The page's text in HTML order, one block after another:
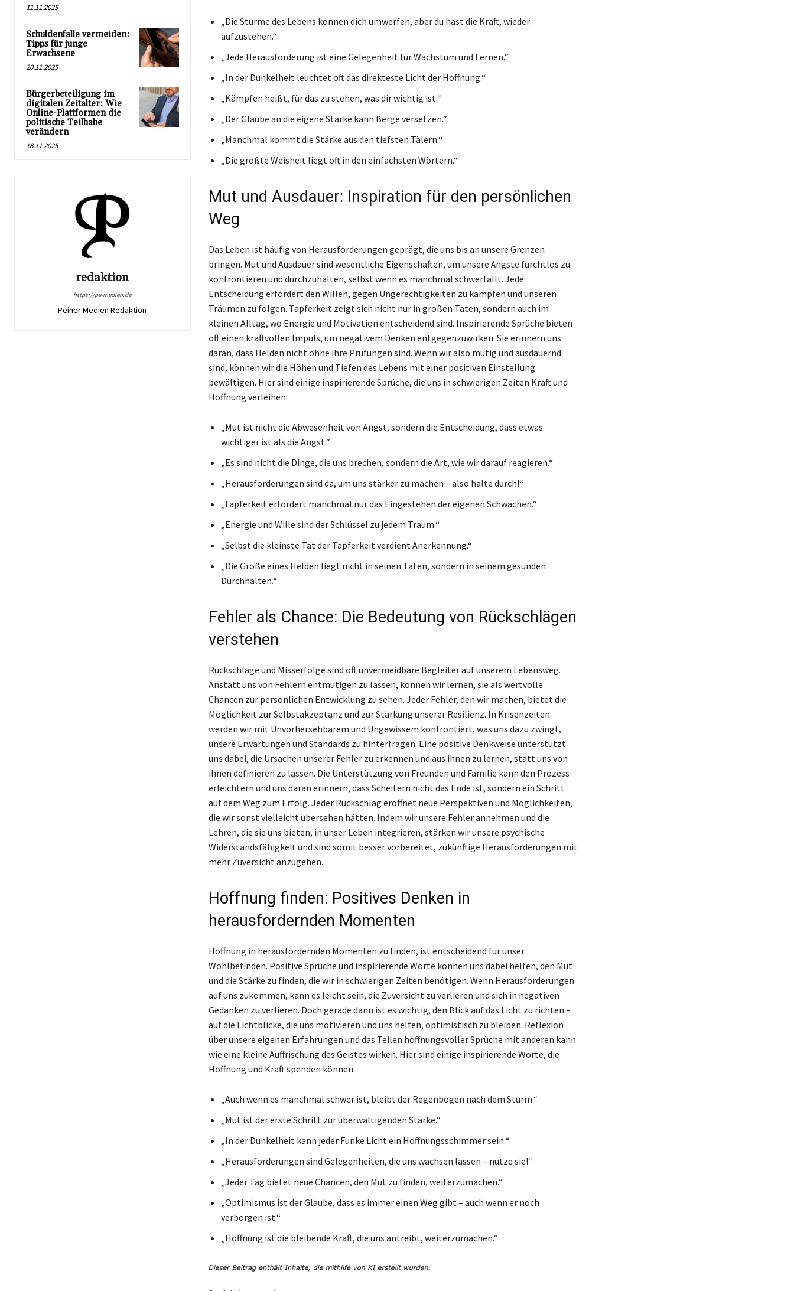
11.11.2025
Schuldenfalle vermeiden:
Tipps für junge
Erwachsene
20.11.2025
Bürgerbeteiligung im
digitalen Zeitalter: Wie
Online-Plattformen die
politische Teilhabe
verändern
18.11.2025
redaktion
https://pe-medien.de
Peiner Medien Redaktion
„Die Stürme des Lebens können dich umwerfen, aber du hast die Kraft, wieder
aufzustehen.“
„Jede Herausforderung ist eine Gelegenheit für Wachstum und Lernen.“
„In der Dunkelheit leuchtet oft das direkteste Licht der Hoffnung.“
„Kämpfen heißt, für das zu stehen, was dir wichtig ist.“
„Der Glaube an die eigene Stärke kann Berge versetzen.“
„Manchmal kommt die Stärke aus den tiefsten Tälern.“
„Die größte Weisheit liegt oft in den einfachsten Wörtern.“
Mut und Ausdauer: Inspiration für den persönlichen
Weg
Das Leben ist häufig von Herausforderungen geprägt, die uns bis an unsere Grenzen
bringen. Mut und Ausdauer sind wesentliche Eigenschaften, um unsere Ängste furchtlos zu
konfrontieren und durchzuhalten, selbst wenn es manchmal schwerfällt. Jede
Entscheidung erfordert den Willen, gegen Ungerechtigkeiten zu kämpfen und unseren
Träumen zu folgen. Tapferkeit zeigt sich nicht nur in großen Taten, sondern auch im
kleinen Alltag, wo Energie und Motivation entscheidend sind. Inspirierende Sprüche bieten
oft einen kraftvollen Impuls, um negativem Denken entgegenzuwirken. Sie erinnern uns
daran, dass Helden nicht ohne ihre Prüfungen sind. Wenn wir also mutig und ausdauernd
sind, können wir die Höhen und Tiefen des Lebens mit einer positiven Einstellung
bewältigen. Hier sind einige inspirierende Sprüche, die uns in schwierigen Zeiten Kraft und
Hoffnung verleihen:
„Mut ist nicht die Abwesenheit von Angst, sondern die Entscheidung, dass etwas
wichtiger ist als die Angst.“
„Es sind nicht die Dinge, die uns brechen, sondern die Art, wie wir darauf reagieren.“
„Herausforderungen sind da, um uns stärker zu machen – also halte durch!“
„Tapferkeit erfordert manchmal nur das Eingestehen der eigenen Schwächen.“
„Energie und Wille sind der Schlüssel zu jedem Traum.“
„Selbst die kleinste Tat der Tapferkeit verdient Anerkennung.“
„Die Größe eines Helden liegt nicht in seinen Taten, sondern in seinem gesunden
Durchhalten.“
Fehler als Chance: Die Bedeutung von Rückschlägen
verstehen
Rückschläge und Misserfolge sind oft unvermeidbare Begleiter auf unserem Lebensweg.
Anstatt uns von Fehlern entmutigen zu lassen, können wir lernen, sie als wertvolle
Chancen zur persönlichen Entwicklung zu sehen. Jeder Fehler, den wir machen, bietet die
Möglichkeit zur Selbstakzeptanz und zur Stärkung unserer Resilienz. In Krisenzeiten
werden wir mit Unvorhersehbarem und Ungewissem konfrontiert, was uns dazu zwingt,
unsere Erwartungen und Standards zu hinterfragen. Eine positive Denkweise unterstützt
uns dabei, die Ursachen unserer Fehler zu erkennen und aus ihnen zu lernen, statt uns von
ihnen definieren zu lassen. Die Unterstützung von Freunden und Familie kann den Prozess
erleichtern und uns daran erinnern, dass Scheitern nicht das Ende ist, sondern ein Schritt
auf dem Weg zum Erfolg. Jeder Rückschlag eröffnet neue Perspektiven und Möglichkeiten,
die wir sonst vielleicht übersehen hätten. Indem wir unsere Fehler annehmen und die
Lehren, die sie uns bieten, in unser Leben integrieren, stärken wir unsere psychische
Widerstandsfähigkeit und sind somit besser vorbereitet, zukünftige Herausforderungen mit
mehr Zuversicht anzugehen.
Hoffnung finden: Positives Denken in
herausfordernden Momenten
Hoffnung in herausfordernden Momenten zu finden, ist entscheidend für unser
Wohlbefinden. Positive Sprüche und inspirierende Worte können uns dabei helfen, den Mut
und die Stärke zu finden, die wir in schwierigen Zeiten benötigen. Wenn Herausforderungen
auf uns zukommen, kann es leicht sein, die Zuversicht zu verlieren und sich in negativen
Gedanken zu verlieren. Doch gerade dann ist es wichtig, den Blick auf das Licht zu richten –
auf die Lichtblicke, die uns motivieren und uns helfen, optimistisch zu bleiben. Reflexion
über unsere eigenen Erfahrungen und das Teilen hoffnungsvoller Sprüche mit anderen kann
wie eine kleine Auffrischung des Geistes wirken. Hier sind einige inspirierende Worte, die
Hoffnung und Kraft spenden können:
„Auch wenn es manchmal schwer ist, bleibt der Regenbogen nach dem Sturm.“
„Mut ist der erste Schritt zur überwältigenden Stärke.“
„In der Dunkelheit kann jeder Funke Licht ein Hoffnungsschimmer sein.“
„Herausforderungen sind Gelegenheiten, die uns wachsen lassen – nutze sie!“
„Jeder Tag bietet neue Chancen, den Mut zu finden, weiterzumachen.“
„Optimismus ist der Glaube, dass es immer einen Weg gibt – auch wenn er noch
verborgen ist.“
„Hoffnung ist die bleibende Kraft, die uns antreibt, weiterzumachen.“